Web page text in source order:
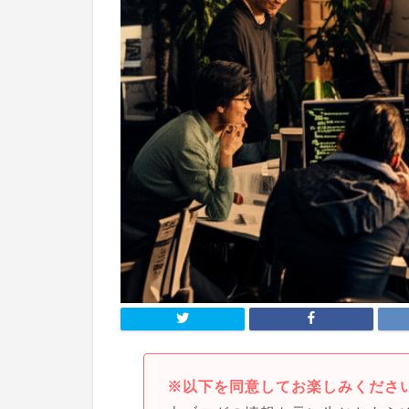
※以下を同意してお楽しみくださ